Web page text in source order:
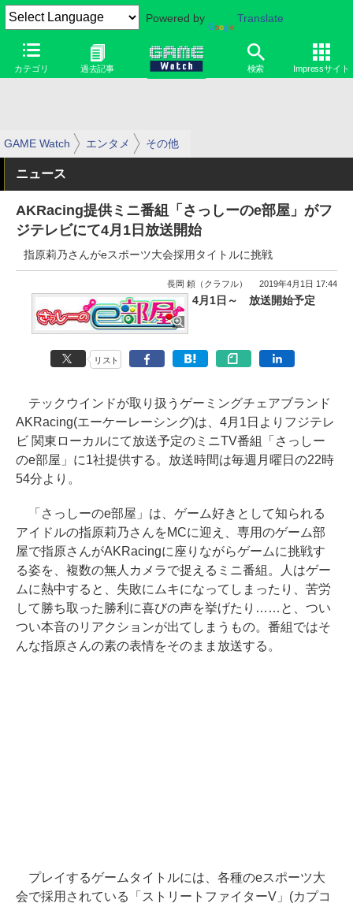
Powered by Translate
カテゴリ 過去記事 検索 Impressサイト
GAME Watch エンタメ その他
ニュース
AKRacing提供ミニ番組「さっしーのe部屋」がフ
ジテレビにて4月1日放送開始
指原莉乃さんがeスポーツ大会採用タイトルに挑戦
長岡 頼（クラフル） 2019年4月1日 17:44
4月1日～ 放送開始予定
リスト
テックウインドが取り扱うゲーミングチェアブランド
AKRacing(エーケーレーシング)は、4月1日よりフジテレ
ビ 関東ローカルにて放送予定のミニTV番組「さっしー
のe部屋」に1社提供する。放送時間は毎週月曜日の22時
54分より。
「さっしーのe部屋」は、ゲーム好きとして知られる
アイドルの指原莉乃さんをMCに迎え、専用のゲーム部
屋で指原さんがAKRacingに座りながらゲームに挑戦す
る姿を、複数の無人カメラで捉えるミニ番組。人はゲー
ムに熱中すると、失敗にムキになってしまったり、苦労
して勝ち取った勝利に喜びの声を挙げたり……と、つい
つい本音のリアクションが出てしまうもの。番組ではそ
んな指原さんの素の表情をそのまま放送する。
プレイするゲームタイトルには、各種のeスポーツ大
会で採用されている「ストリートファイターV」(カプコ